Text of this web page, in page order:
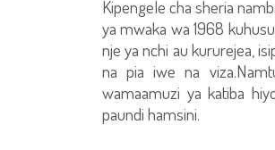
Kipengele cha sheria
ya mwaka wa 1968
nje ya nchi au kururejea,
na pia iwe na
wamaamuzi ya katiba
paundi hamsini.